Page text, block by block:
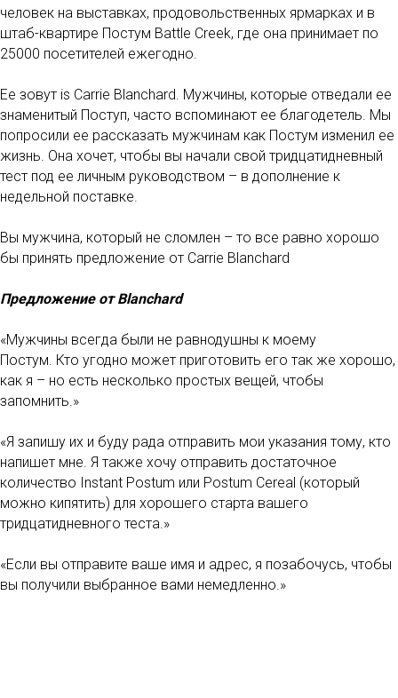
человек на выставках, продовольственных ярмарках и в
штаб-квартире Постум Battle Creek, где она принимает по
25000 посетителей ежегодно.
Ее зовут is Carrie Blanchard. Мужчины, которые отведали ее
знаменитый Поступ, часто вспоминают ее благодетель. Мы
попросили ее рассказать мужчинам как Постум изменил ее
жизнь. Она хочет, чтобы вы начали свой тридцатидневный
тест под ее личным руководством – в дополнение к
недельной поставке.
Вы мужчина, который не сломлен – то все равно хорошо
бы принять предложение от Carrie Blanchard
Предложение от Blanchard
«Мужчины всегда были не равнодушны к моему
Постум. Кто угодно может приготовить его так же хорошо,
как я – но есть несколько простых вещей, чтобы
запомнить.»
«Я запишу их и буду рада отправить мои указания тому, кто
напишет мне. Я также хочу отправить достаточное
количество Instant Postum или Postum Cereal (который
можно кипятить) для хорошего старта вашего
тридцатидневного теста.»
«Если вы отправите ваше имя и адрес, я позабочусь, чтобы
вы получили выбранное вами немедленно.»